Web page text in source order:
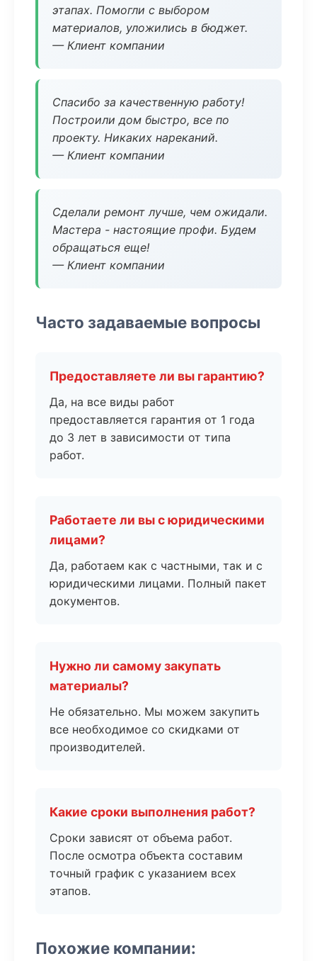
этапах. Помогли с выбором
материалов, уложились в бюджет.
— Клиент компании
Спасибо за качественную работу!
Построили дом быстро, все по
проекту. Никаких нареканий.
— Клиент компании
Сделали ремонт лучше, чем ожидали.
Мастера - настоящие профи. Будем
обращаться еще!
— Клиент компании
Часто задаваемые вопросы
Предоставляете ли вы гарантию?
Да, на все виды работ
предоставляется гарантия от 1 года
до 3 лет в зависимости от типа
работ.
Работаете ли вы с юридическими
лицами?
Да, работаем как с частными, так и с
юридическими лицами. Полный пакет
документов.
Нужно ли самому закупать
материалы?
Не обязательно. Мы можем закупить
все необходимое со скидками от
производителей.
Какие сроки выполнения работ?
Сроки зависят от объема работ.
После осмотра объекта составим
точный график с указанием всех
этапов.
Похожие компании: